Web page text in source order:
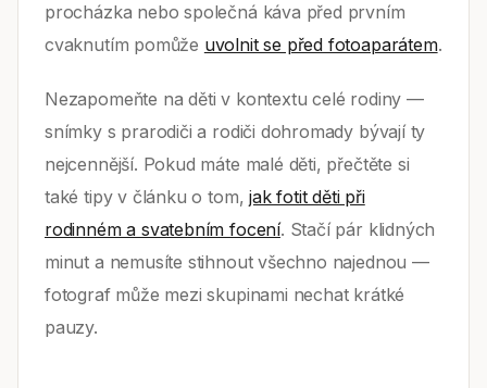
procházka nebo společná káva před prvním
cvaknutím pomůže uvolnit se před fotoaparátem.
Nezapomeňte na děti v kontextu celé rodiny —
snímky s prarodiči a rodiči dohromady bývají ty
nejcennější. Pokud máte malé děti, přečtěte si
také tipy v článku o tom,jak fotit děti při
rodinném a svatebním focení. Stačí pár klidných
minut a nemusíte stihnout všechno najednou —
fotograf může mezi skupinami nechat krátké
pauzy.